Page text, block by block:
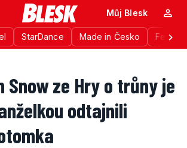
StarDance Made in Česko
Můj Blesk
Snow ze Hry o trůny je
odtajnili